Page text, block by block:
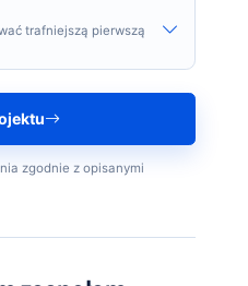
trafniejszą pierwszą
zgodnie z opisanymi